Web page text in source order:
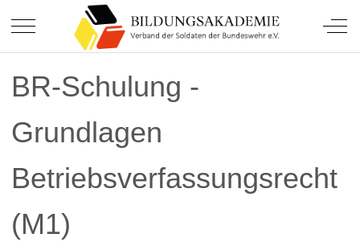
Mobile Menu Toggle Off-
Soldatinnen und Soldaten.
BR-Schulung -
Grundlagen
Betriebsverfassungsrecht
(M1)